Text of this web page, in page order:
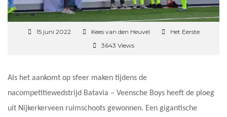
15 juni 2022 Kees van den Heuvel
Het Eerste
3643 Views
Als het aankomt op sfeer maken tijdens de
nacompetitiewedstrijd Batavia – Veensche Boys heeft de ploeg
uit Nijkerkerveen ruimschoots gewonnen. Een gigantische